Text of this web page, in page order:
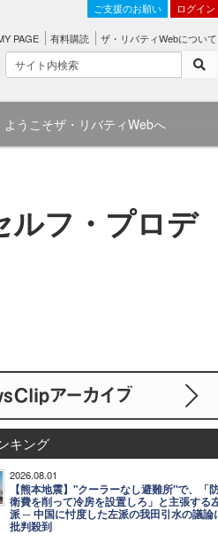
ご支援のお願い ログイン
PAGE 有料購読 ザ・リバティWebについて
ようこそザ・リバティWebへ
ルフ・プロデ
キング
2026.08.01
【熊本地震】"クーラーなし避難所"で、「
衛費を削って冷房を設置しろ」と主張する
派 ─ 中国に忖度した左派の我田引水の議論
批判殺到